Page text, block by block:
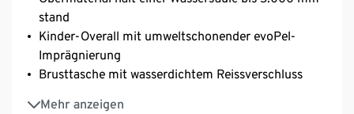
stand
Kinder-Overall mit umweltschonender evoPel-
Imprägnierung
Brusttasche mit wasserdichtem Reissverschluss
Mehr anzeigen
Verstärkte Einsätze aus Oxford-Gewebe an Knie und